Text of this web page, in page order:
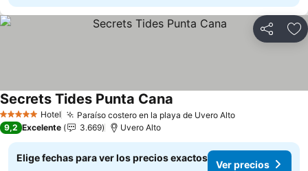
Compartir
5 Estrellas Hotel Paraíso costero en la playa de Uvero Alto
Secrets Tides Punta Cana
9,2 Excelente 3.669 Uvero Alto
Elige fechas para ver los precios exactos
Ver precios